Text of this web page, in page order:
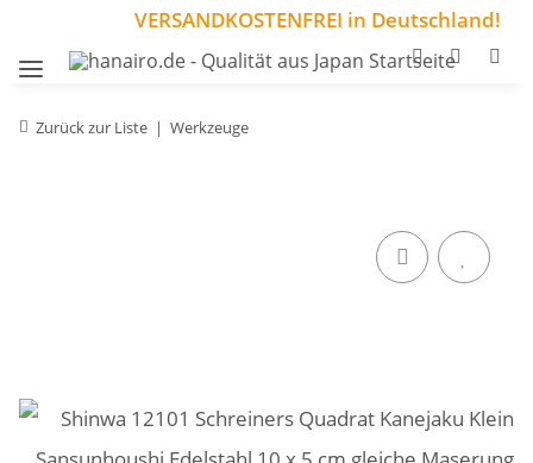
VERSANDKOSTENFREI in Deutschland!
Zurück zur Liste Werkzeuge